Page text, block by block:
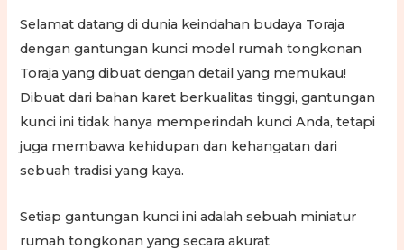
Selamat datang di dunia keindahan budaya Toraja
dengan gantungan kunci model rumah tongkonan
Toraja yang dibuat dengan detail yang memukau!
Dibuat dari bahan karet berkualitas tinggi, gantungan
kunci ini tidak hanya memperindah kunci Anda, tetapi
juga membawa kehidupan dan kehangatan dari
sebuah tradisi yang kaya.
Setiap gantungan kunci ini adalah sebuah miniatur
rumah tongkonan yang secara akurat